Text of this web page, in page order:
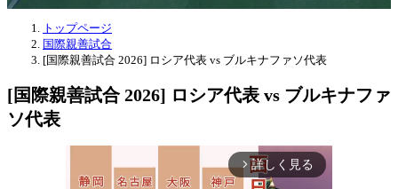
トップページ
国際親善試合
[国際親善試合 2026] ロシア代表 vs ブルキナファソ代表
[国際親善試合 2026] ロシア代表 vs ブルキナファ
ソ代表
arrow_forward_ios 詳しく見る